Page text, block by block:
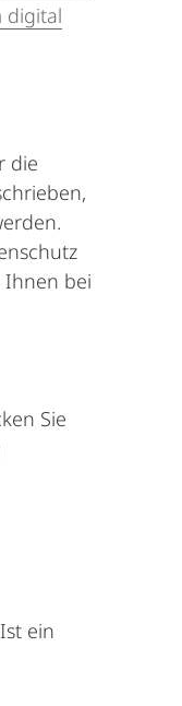
digital
die
Ihnen bei
Sie
ein